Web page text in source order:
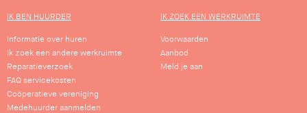
IK BEN HUURDER
Informatie over huren
Ik zoek een andere werkruimte
Reparatieverzoek
FAQ servicekosten
Coöperatieve vereniging
Medehuurder aanmelden
IK ZOEK EEN WERKRUIMTE
Voorwaarden
Aanbod
Meld je aan